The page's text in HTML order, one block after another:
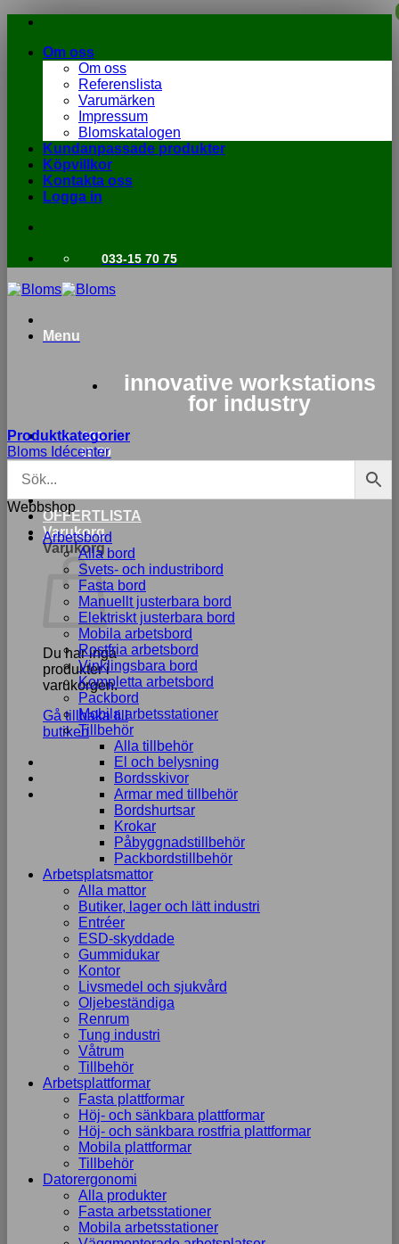
Skip
contentOm oss
Om oss
Referenslista
Varumärken
Impressum
Blomskatalogen
Kundanpassade produkter
Köpvillkor
Kontakta oss
Logga in
033-15 70 75
Menu
innovative workstations
for industry
033-
15 70
OFFERTLISTA
Varukorg
Varukorg
Du har inga
produkter i
varukorgen.
Gå tillbaka till
butiken
Produktkategorier
Bloms Idécenter
Webbshop
Arbetsbord
Alla bord
Svets- och industribord
Fasta bord
Manuellt justerbara bord
Elektriskt justerbara bord
Mobila arbetsbord
Rostfria arbetsbord
Vinklingsbara bord
Kompletta arbetsbord
Packbord
Mobila arbetsstationer
Tillbehör
Alla tillbehör
El och belysning
Bordsskivor
Armar med tillbehör
Bordshurtsar
Krokar
Påbyggnadstillbehör
Packbordstillbehör
Arbetsplatsmattor
Alla mattor
Butiker, lager och lätt industri
Entréer
ESD-skyddade
Gummidukar
Kontor
Livsmedel och sjukvård
Oljebeständiga
Renrum
Tung industri
Våtrum
Tillbehör
Arbetsplattformar
Fasta plattformar
Höj- och sänkbara plattformar
Höj- och sänkbara rostfria plattformar
Mobila plattformar
Tillbehör
Datorergonomi
Alla produkter
Fasta arbetsstationer
Mobila arbetsstationer
Nödvändiga
Dessa kakor
går inte att
välja bort. De
behövs för att
hemsidan
över huvud
taget ska
fungera.
Statistik
För att vi ska
kunna
hemsidans
funktionalitet
och
uppbyggnad,
används.
Upplevelse
För att vår
hemsida ska
prestera så
bra som
möjligt
under ditt
besök. Om
du nekar de
här kakorna
kommer viss
funktionalitet
att försvinna
hemsidan.
Marknadsföring
Genom att dela